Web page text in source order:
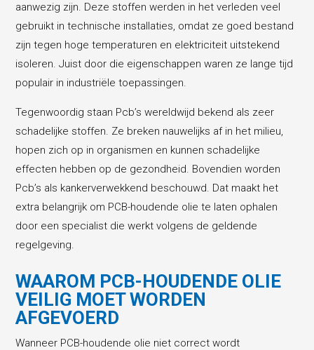
aanwezig zijn. Deze stoffen werden in het verleden veel
gebruikt in technische installaties, omdat ze goed bestand
zijn tegen hoge temperaturen en elektriciteit uitstekend
isoleren. Juist door die eigenschappen waren ze lange tijd
populair in industriële toepassingen.
Tegenwoordig staan Pcb’s wereldwijd bekend als zeer
schadelijke stoffen. Ze breken nauwelijks af in het milieu,
hopen zich op in organismen en kunnen schadelijke
effecten hebben op de gezondheid. Bovendien worden
Pcb’s als kankerverwekkend beschouwd. Dat maakt het
extra belangrijk om PCB-houdende olie te laten ophalen
door een specialist die werkt volgens de geldende
regelgeving.
WAAROM PCB-HOUDENDE OLIE
VEILIG MOET WORDEN
AFGEVOERD
Wanneer PCB-houdende olie niet correct wordt